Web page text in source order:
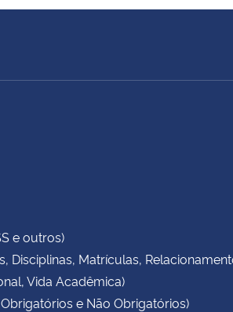
e outros)
Disciplinas, Matrículas,
Vida Acadêmica)
e Não Obrigatórios)